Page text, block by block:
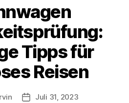
Tipps für
Reisen
Veröffentlichungsdatum
Juli 31, 2023